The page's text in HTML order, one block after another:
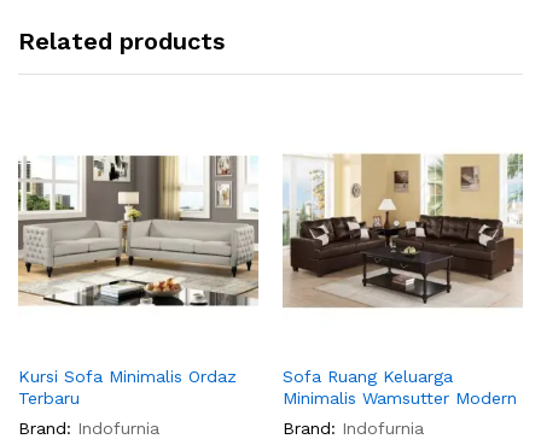
Related products
Kursi Sofa Minimalis Ordaz
Terbaru
Brand: Indofurnia
Sofa Ruang Keluarga
Minimalis Wamsutter Modern
Brand: Indofurnia